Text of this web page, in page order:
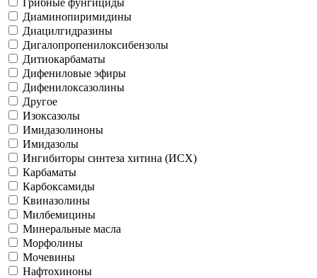
Диаминопиримидины
Диацилгидразины
Дигалопропенилоксибензолы
Дитиокарбаматы
Дифениловые эфиры
Дифенилоксазолины
Другое
Изоксазолы
Имидазолиноны
Имидазолы
Ингибиторы синтеза хитина (ИСХ)
Карбаматы
Карбоксамиды
Квиназолины
Милбемицины
Минеральные масла
Морфолины
Мочевины
Нафтохиноны